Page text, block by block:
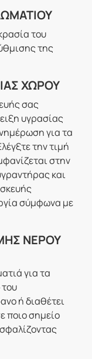
του
της
ΧΩΡΟΥ
σας
υγρασίας
για τα
την τιμή
στην
και
σύμφωνα με
ΝΕΡΟΥ
για τα
ή διαθέτει
ποιο σημείο